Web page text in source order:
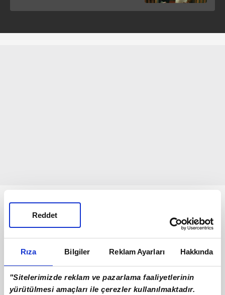
Rıza Bilgiler Reklam Ayarları Hakkında
"Sitelerimizde reklam ve pazarlama faaliyetlerinin
yürütülmesi amaçları ile çerezler kullanılmaktadır.
Reddet
Bunlar da Var